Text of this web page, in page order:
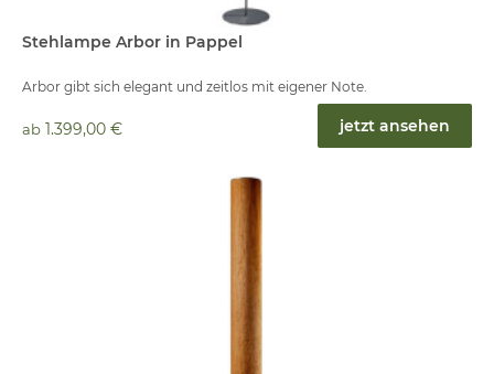
Stehlampe Arbor in Pappel
Arbor gibt sich elegant und zeitlos mit eigener Note.
ab 1.399,00 € jetzt ansehen